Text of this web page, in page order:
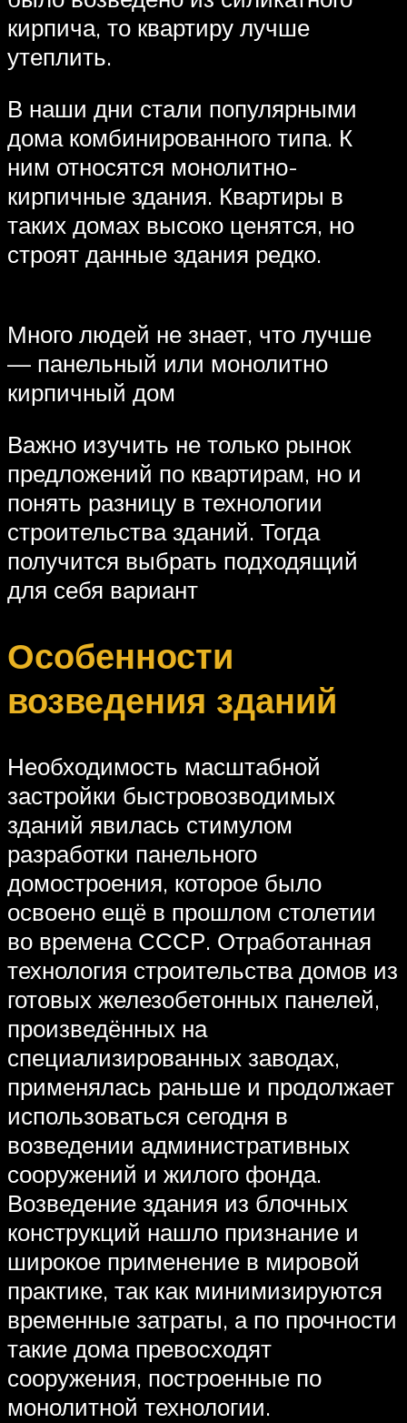
кирпича, то квартиру лучше
утеплить.
В наши дни стали популярными
дома комбинированного типа. К
ним относятся монолитно-
кирпичные здания. Квартиры в
таких домах высоко ценятся, но
строят данные здания редко.
Много людей не знает, что лучше
— панельный или монолитно
кирпичный дом
Важно изучить не только рынок
предложений по квартирам, но и
понять разницу в технологии
строительства зданий. Тогда
получится выбрать подходящий
для себя вариант
Особенности
возведения зданий
Необходимость масштабной
застройки быстровозводимых
зданий явилась стимулом
разработки панельного
домостроения, которое было
освоено ещё в прошлом столетии
во времена СССР. Отработанная
технология строительства домов из
готовых железобетонных панелей,
произведённых на
специализированных заводах,
применялась раньше и продолжает
использоваться сегодня в
возведении административных
сооружений и жилого фонда.
Возведение здания из блочных
конструкций нашло признание и
широкое применение в мировой
практике, так как минимизируются
временные затраты, а по прочности
такие дома превосходят
сооружения, построенные по
монолитной технологии.